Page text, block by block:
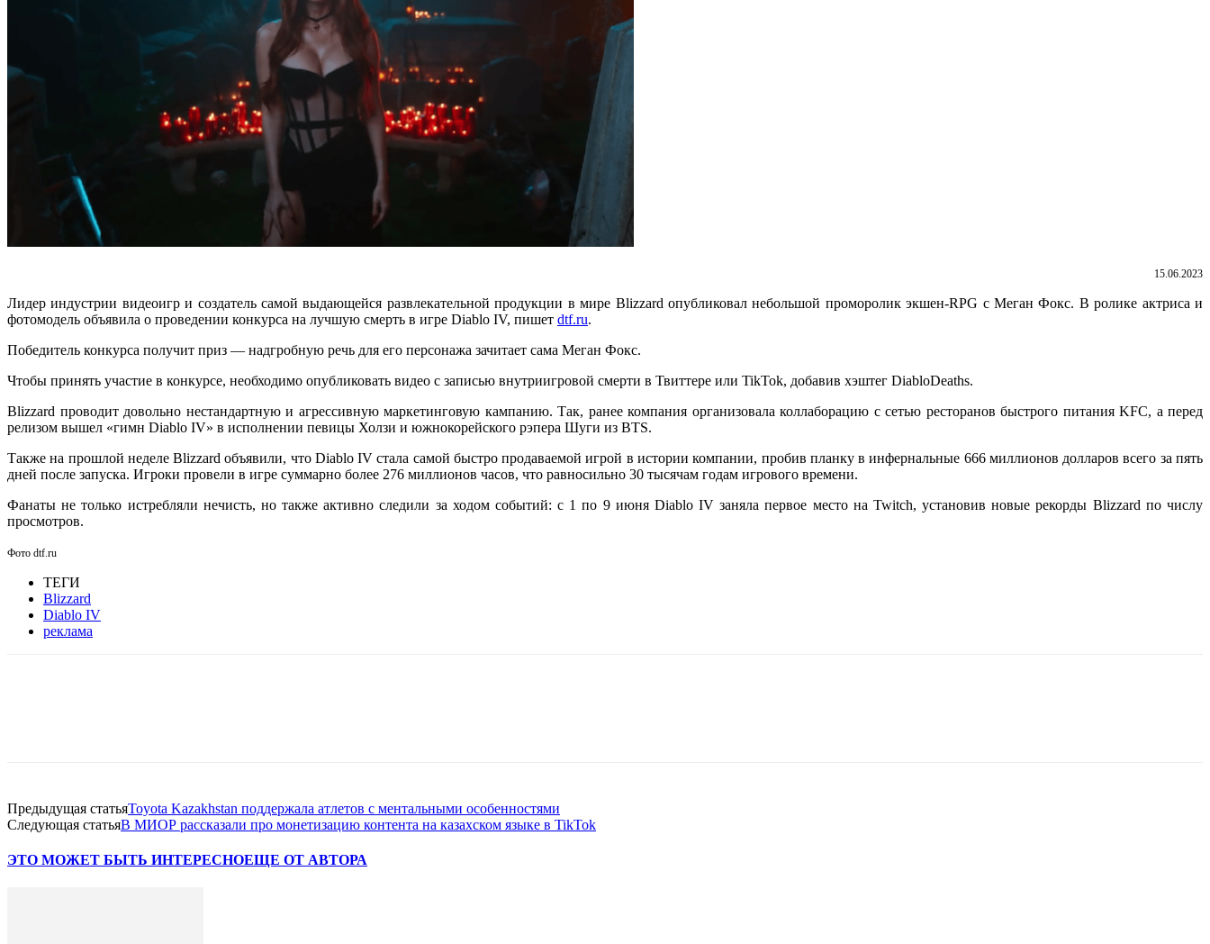
15.06.2023
Лидер индустрии видеоигр и создатель самой выдающейся развлекательной продукции в мире Blizzard опубликовал небольшой проморолик экшен-RPG с Меган Фокс. В ролике актриса и
фотомодель объявила о проведении конкурса на лучшую смерть в игре Diablo IV, пишет dtf.ru.
Победитель конкурса получит приз — надгробную речь для его персонажа зачитает сама Меган Фокс.
Чтобы принять участие в конкурсе, необходимо опубликовать видео с записью внутриигровой смерти в Твиттере или TikTok, добавив хэштег DiabloDeaths.
Blizzard проводит довольно нестандартную и агрессивную маркетинговую кампанию. Так, ранее компания организовала коллаборацию с сетью ресторанов быстрого питания KFC, а перед
релизом вышел «гимн Diablo IV» в исполнении певицы Холзи и южнокорейского рэпера Шуги из BTS.
Также на прошлой неделе Blizzard объявили, что Diablo IV стала самой быстро продаваемой игрой в истории компании, пробив планку в инфернальные 666 миллионов долларов всего за пять
дней после запуска. Игроки провели в игре суммарно более 276 миллионов часов, что равносильно 30 тысячам годам игрового времени.
Фанаты не только истребляли нечисть, но также активно следили за ходом событий: с 1 по 9 июня Diablo IV заняла первое место на Twitch, установив новые рекорды Blizzard по числу
просмотров.
Фото dtf.ru
ТЕГИ
Blizzard
Diablo IV
реклама
Предыдущая статьяToyota Kazakhstan поддержала атлетов с ментальными особенностями
Следующая статьяВ МИОР рассказали про монетизацию контента на казахском языке в TikTok
ЭТО МОЖЕТ БЫТЬ ИНТЕРЕСНОЕЩЕ ОТ АВТОРА